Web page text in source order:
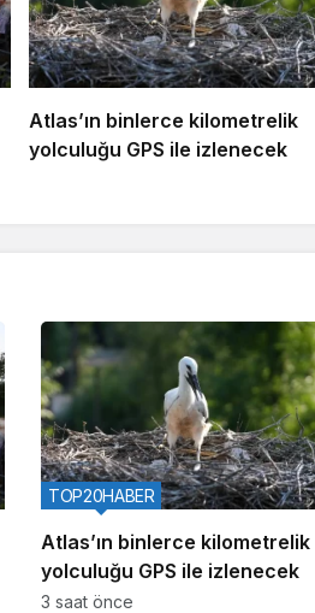
Atlas’ın binlerce kilometrelik
yolculuğu GPS ile izlenecek
Atlas’ın binlerce kilometrelik
yolculuğu GPS ile izlenecek
TOP20HABER
3 saat önce